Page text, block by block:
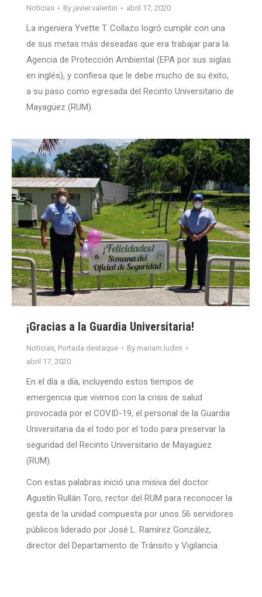
Noticias By javier.valentin abril 17, 2020
La ingeniera Yvette T. Collazo logró cumplir con una
de sus metas más deseadas que era trabajar para la
Agencia de Protección Ambiental (EPA por sus siglas
en inglés), y confiesa que le debe mucho de su éxito,
a su paso como egresada del Recinto Universitario de
Mayagüez (RUM).
¡Gracias a la Guardia Universitaria!
Noticias, Portada destaque By mariam.ludim
abril 17, 2020
En el día a día, incluyendo estos tiempos de
emergencia que vivimos con la crisis de salud
provocada por el COVID-19, el personal de la Guardia
Universitaria da el todo por el todo para preservar la
seguridad del Recinto Universitario de Mayagüez
(RUM).
Con estas palabras inició una misiva del doctor
Agustín Rullán Toro, rector del RUM para reconocer la
gesta de la unidad compuesta por unos 56 servidores
públicos liderado por José L. Ramírez González,
director del Departamento de Tránsito y Vigilancia.